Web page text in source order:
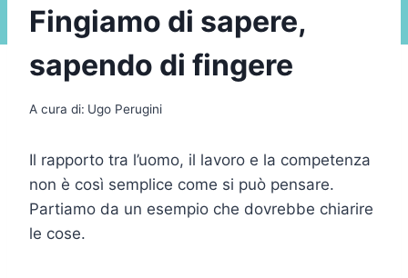
Fingiamo di sapere,
sapendo di fingere
A cura di: Ugo Perugini
Il rapporto tra l’uomo, il lavoro e la competenza
non è così semplice come si può pensare.
Partiamo da un esempio che dovrebbe chiarire
le cose.